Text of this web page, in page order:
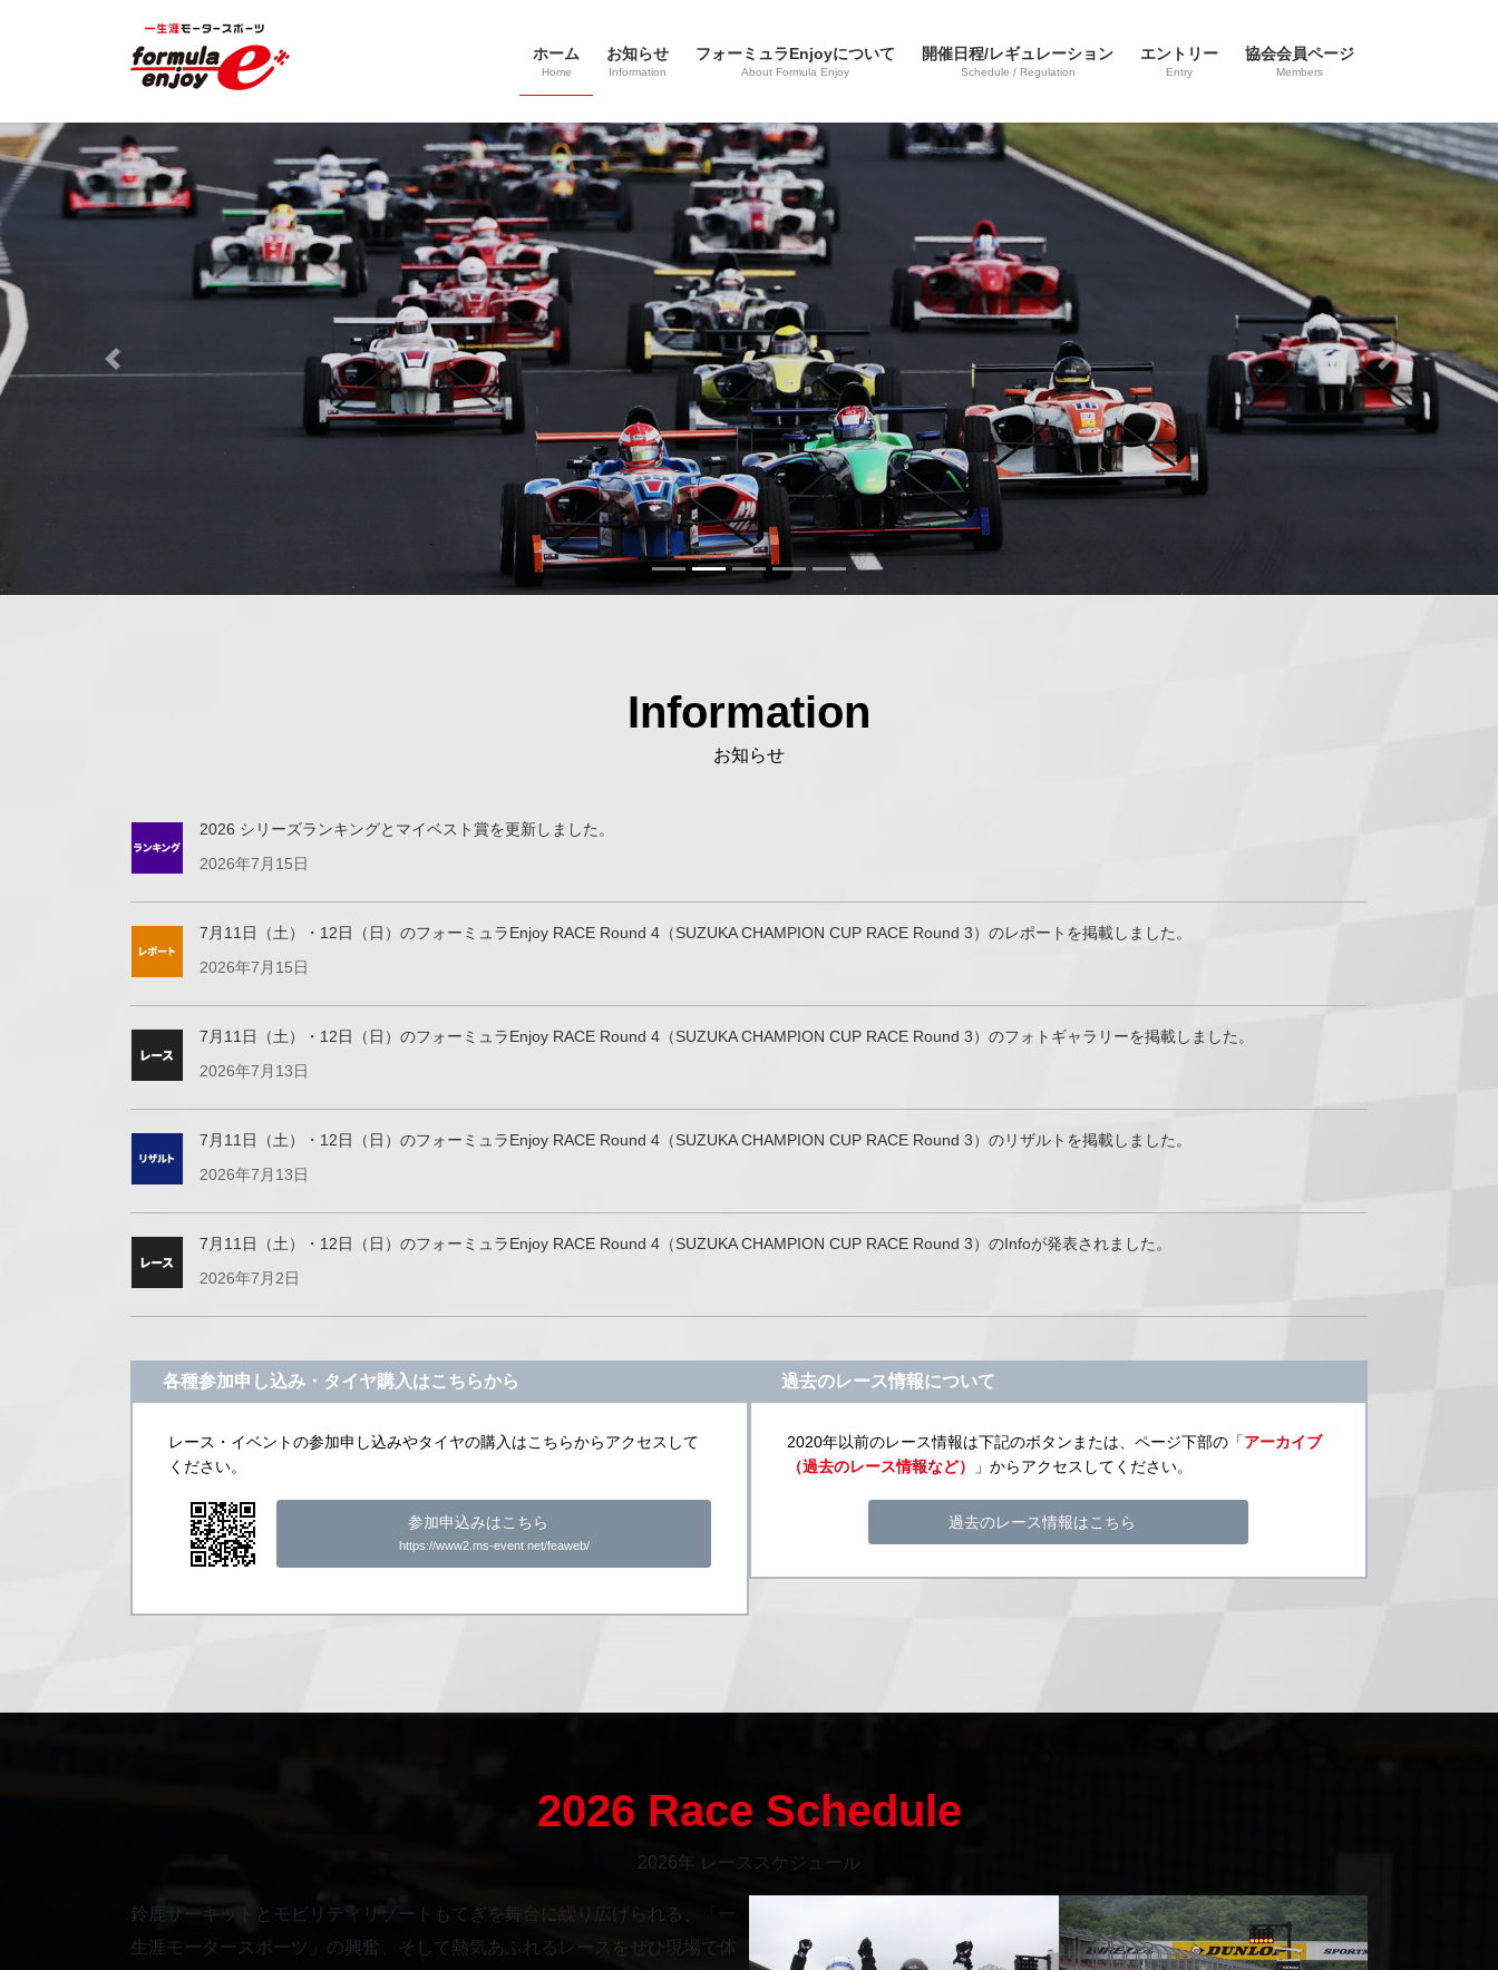
ツ
へ
キ
ッ
プ
シ
ョ
に
移
動
ホーム
Home
お知らせ
Information
フォーミュラEnjoyについて
About Formula Enjoy
開催日程/レギュレーション
Schedule / Regulation
エントリー
Entry
協会会員ページ
Members
Previous Next
Information
お知らせ
2026 シリーズランキングとマイベスト賞を更新しました。
2026年7月15日
7月11日（土）・12日（日）のフォーミュラEnjoy RACE Round 4（SUZUKA CHAMPION CUP RACE Round 3）のレポートを掲載しました。
2026年7月15日
7月11日（土）・12日（日）のフォーミュラEnjoy RACE Round 4（SUZUKA CHAMPION CUP RACE Round 3）のフォトギャラリーを掲載しました。
2026年7月13日
7月11日（土）・12日（日）のフォーミュラEnjoy RACE Round 4（SUZUKA CHAMPION CUP RACE Round 3）のリザルトを掲載しました。
2026年7月13日
7月11日（土）・12日（日）のフォーミュラEnjoy RACE Round 4（SUZUKA CHAMPION CUP RACE Round 3）のInfoが発表されました。
2026年7月2日
各種参加申し込み・タイヤ購入はこちらから
レース・イベントの参加申し込みやタイヤの購入はこちらからアクセスして
ください。
参加申込みはこちら
https://www2.ms-event.net/feaweb/
過去のレース情報について
2020年以前のレース情報は下記のボタンまたは、ページ下部の「アーカイブ
（過去のレース情報など）
」からアクセスしてください。
過去のレース情報はこちら
2026 Race Schedule
2026年 レーススケジュール
鈴鹿サーキットとモビリティリゾートもてぎを舞台に繰り広げられる、「一
生涯モータースポーツ」の興奮、そして熱気あふれるレースをぜひ現場で体